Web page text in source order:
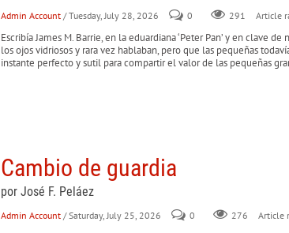
Admin Account / Tuesday, July 28, 2026 0 291 Article
Escribía James M. Barrie, en la eduardiana ‘Peter Pan’ y en clave
los ojos vidriosos y rara vez hablaban, pero que las pequeñas
instante perfecto y sutil para compartir el valor de las pequeñas
Cambio de guardia
por José F. Peláez
Admin Account / Saturday, July 25, 2026 0 276 Article